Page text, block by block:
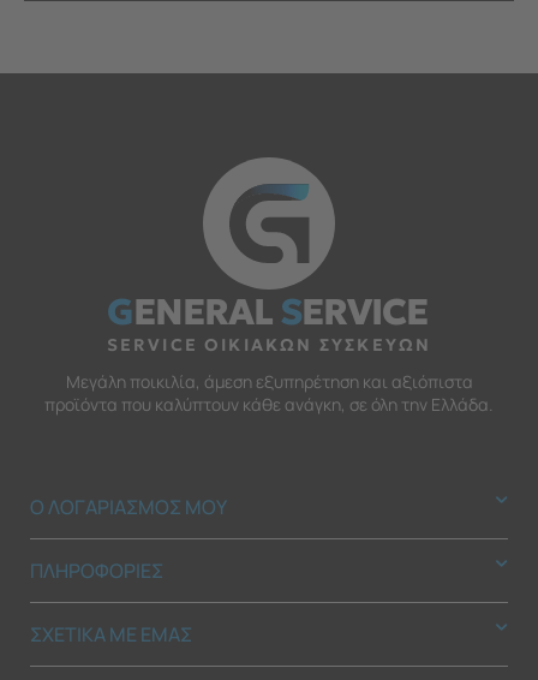
GENERALSERVICE
SERVICE ΟΙΚΙΑΚΩΝ ΣΥΣΚΕΥΩΝ
Μεγάλη ποικιλία, άμεση εξυπηρέτηση και αξιόπιστα
προϊόντα που καλύπτουν κάθε ανάγκη, σε όλη την Ελλάδα.
Ο ΛΟΓΑΡΙΑΣΜΟΣ ΜΟΥ
ΠΛΗΡΟΦΟΡΙΕΣ
ΣΧΕΤΙΚΑ ΜΕ ΕΜΑΣ